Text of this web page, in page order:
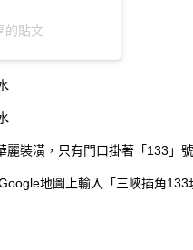
的貼文
裝潢，只有門口掛著「133」號
地圖上輸入「三峽插角